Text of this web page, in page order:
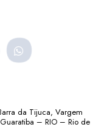
da Tijuca, Vargem
– RIO – Rio de